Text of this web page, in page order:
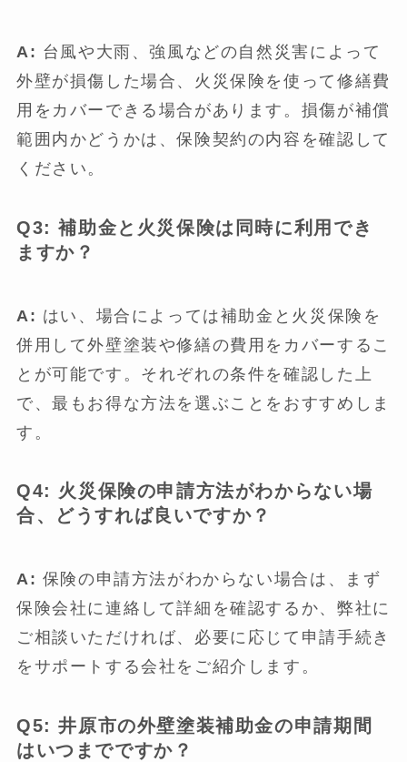
A: 台風や大雨、強風などの自然災害によって
外壁が損傷した場合、火災保険を使って修繕費
用をカバーできる場合があります。損傷が補償
範囲内かどうかは、保険契約の内容を確認して
ください。
Q3: 補助金と火災保険は同時に利用でき
ますか？
A: はい、場合によっては補助金と火災保険を
併用して外壁塗装や修繕の費用をカバーするこ
とが可能です。それぞれの条件を確認した上
で、最もお得な方法を選ぶことをおすすめしま
す。
Q4: 火災保険の申請方法がわからない場
合、どうすれば良いですか？
A: 保険の申請方法がわからない場合は、まず
保険会社に連絡して詳細を確認するか、弊社に
ご相談いただければ、必要に応じて申請手続き
をサポートする会社をご紹介します。
Q5: 井原市の外壁塗装補助金の申請期間
はいつまでですか？